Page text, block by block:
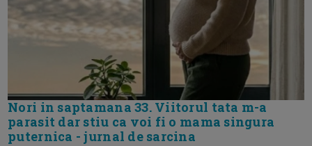
Nori in saptamana 33. Viitorul tata m-a
parasit dar stiu ca voi fi o mama singura
puternica - jurnal de sarcina